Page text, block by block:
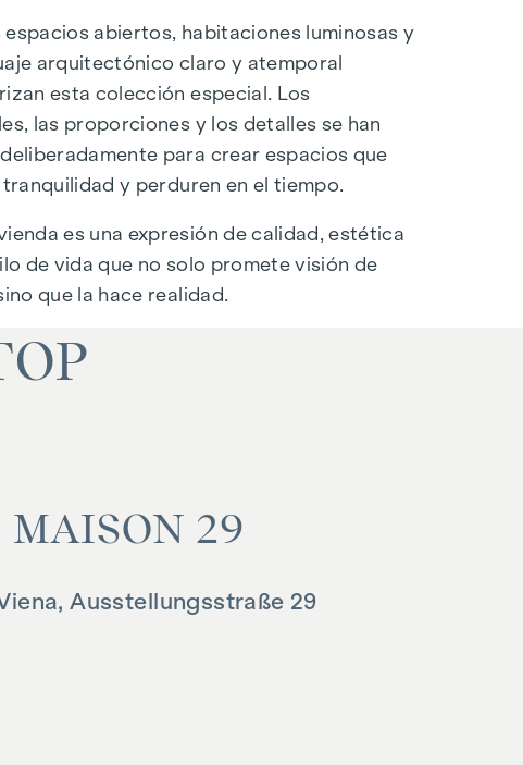
espacios abiertos, habitaciones luminosas y
arquitectónico claro y atemporal
esta colección especial. Los
las proporciones y los detalles se han
para crear espacios que
y perduren en el tiempo.
es una expresión de calidad, estética
de vida que no solo promete visión de
que la hace realidad.
MAI­SON 29
Ausstellungsstraße 29